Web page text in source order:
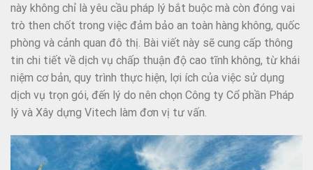
này không chỉ là yêu cầu pháp lý bắt buộc mà còn đóng vai
trò then chốt trong việc đảm bảo an toàn hàng không, quốc
phòng và cảnh quan đô thị. Bài viết này sẽ cung cấp thông
tin chi tiết về dịch vụ chấp thuận độ cao tĩnh không, từ khái
niệm cơ bản, quy trình thực hiện, lợi ích của việc sử dụng
dịch vụ trọn gói, đến lý do nên chọn Công ty Cổ phần Pháp
lý và Xây dựng Vitech làm đơn vị tư vấn.